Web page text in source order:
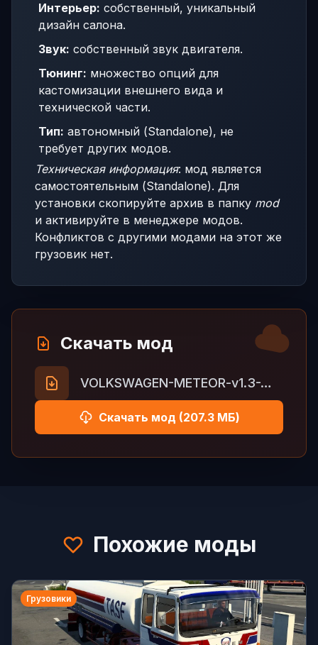
Интерьер: собственный, уникальный
дизайн салона.
Звук: собственный звук двигателя.
Тюнинг: множество опций для
кастомизации внешнего вида и
технической части.
Тип: автономный (Standalone), не
требует других модов.
Техническая информация: мод является
самостоятельным (Standalone). Для
установки скопируйте архив в папку mod
и активируйте в менеджере модов.
Конфликтов с другими модами на этот же
грузовик нет.
Скачать мод
VOLKSWAGEN-METEOR-v1.3-WS-MODS-1.60.zip
Скачать мод (207.3 МБ)
Похожие моды
Грузовики